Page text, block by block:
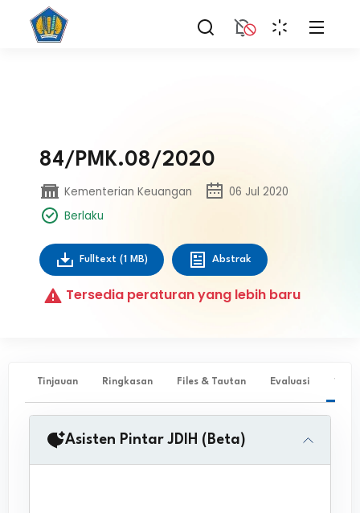
84/PMK.08/2020
Kementerian Keuangan
06 Jul 2020
Berlaku
Fulltext (1 MB) Abstrak
Tersedia peraturan yang lebih baru
Tinjauan Ringkasan Files & Tautan Evaluasi ✨
Asisten Pintar JDIH (Beta)